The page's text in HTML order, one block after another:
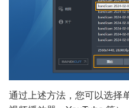
通过上述方法，您可以选择